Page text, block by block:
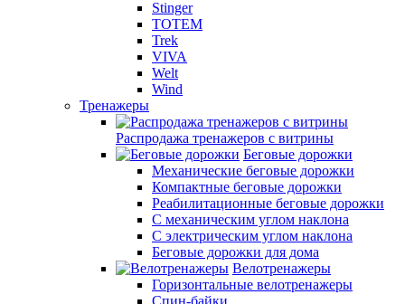
Stinger
TOTEM
Trek
VIVA
Welt
Wind
Тренажеры
Распродажа тренажеров с витрины
Беговые дорожки
Механические беговые дорожки
Компактные беговые дорожки
Реабилитационные беговые дорожки
С механическим углом наклона
С электрическим углом наклона
Беговые дорожки для дома
Велотренажеры
Горизонтальные велотренажеры
Спин-байки